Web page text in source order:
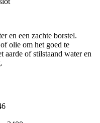
en een zachte borstel.
olie om het goed te
aarde of stilstaand water en